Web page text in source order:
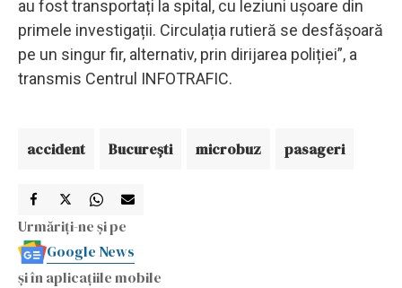
au fost transportați la spital, cu leziuni ușoare din
primele investigații. Circulația rutieră se desfășoară
pe un singur fir, alternativ, prin dirijarea poliției”, a
transmis Centrul INFOTRAFIC.
accident Bucureşti microbuz pasageri
Urmăriți-ne și pe
Google News
și în aplicațiile mobile